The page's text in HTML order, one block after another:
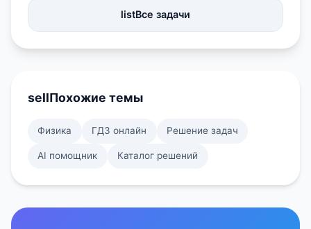
listВсе задачи
sellПохожие темы
Физика ГДЗ онлайн Решение задач
AI помощник Каталог решений